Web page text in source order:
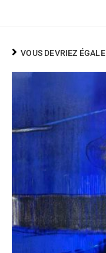
VOUS DEVRIEZ